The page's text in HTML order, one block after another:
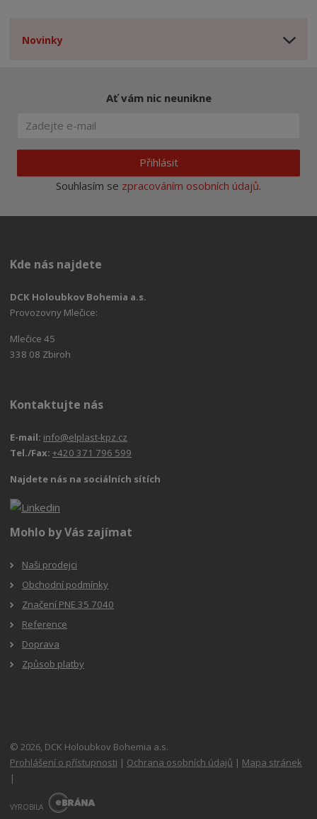
Novinky
Ať vám nic neunikne
Přihlásit
Souhlasím se zpracováním osobních údajů.
Kde nás najdete
DCK Holoubkov Bohemia a.s.
Provozovny Mlečice:
Mlečice 45
338 08 Zbiroh
Kontaktujte nás
E-mail: info@elplast-kpz.cz
Tel./Fax:+420 371 796 599
Najdete nás na sociálních sítích
Mohlo by Vás zajímat
Naši prodejci
Obchodní podmínky
Značení PNE 35 7040
Reference
Doprava
Způsob platby
© 2026, DCK Holoubkov Bohemia a.s.
Prohlášení o přístupnosti | Ochrana osobních údajů | Mapa stránek
|
VYROBILA